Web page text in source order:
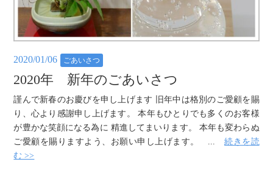
2020/01/06 ごあいさつ
2020年 新年のごあいさつ
謹んで新春のお慶びを申し上げます 旧年中は格別のご愛顧を賜
り、心より感謝申し上げます。 本年もひとりでも多くのお客様
が豊かな笑顔になる為に 精進してまいります。 本年も変わらぬ
ご愛顧を賜りますよう、お願い申し上げます。 ...続きを読
む >>